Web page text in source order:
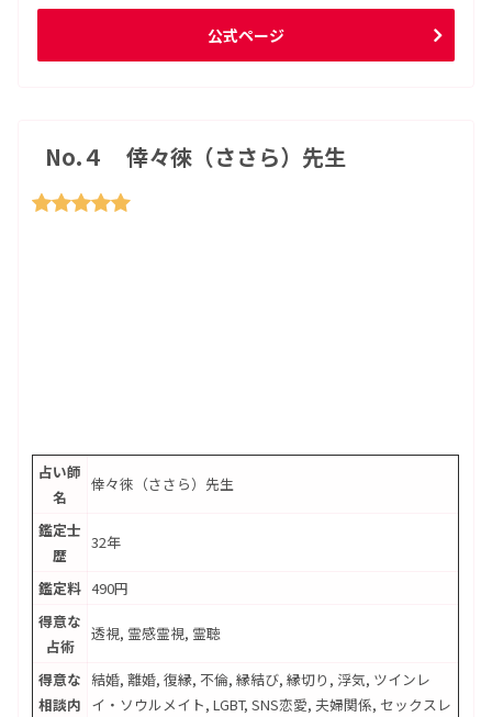
公式ページ
No.４ 倖々徠（ささら）先生
占い師
名
倖々徠（ささら）先生
鑑定士
歴
32年
鑑定料 490円
得意な
占術
透視, 霊感霊視, 霊聴
得意な
相談内
結婚, 離婚, 復縁, 不倫, 縁結び, 縁切り, 浮気, ツインレ
イ・ソウルメイト, LGBT, SNS恋愛, 夫婦関係, セックスレ